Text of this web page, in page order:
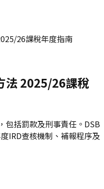
26課稅年度指南
法 2025/26課稅
包括罰款及刑事責任。DSB
IRD查核機制、補報程序及